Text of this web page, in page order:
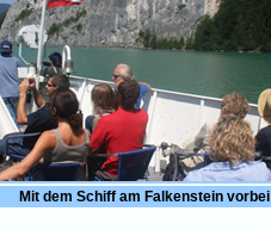
Mit dem Schiff am Falkenstein vorbei